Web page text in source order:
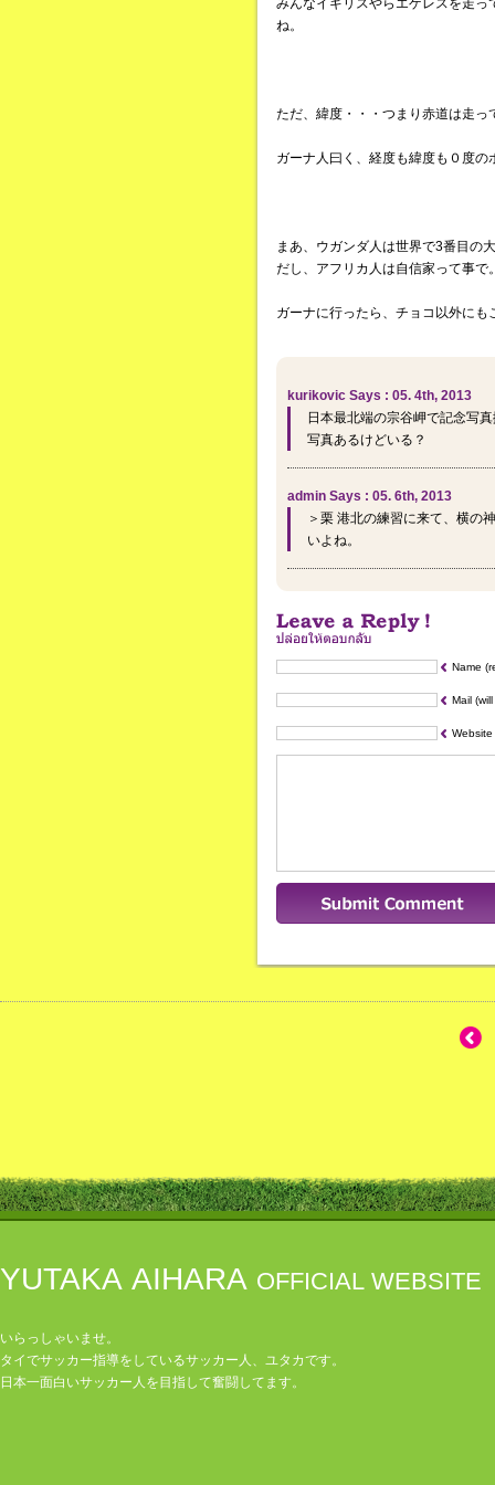
みんなイギリスやらエゲレスを走
ね。
ただ、緯度・・・つまり赤道は走っ
ガーナ人曰く、経度も緯度も０度
まあ、ウガンダ人は世界で3番目の
だし、アフリカ人は自信家って事で
ガーナに行ったら、チョコ以外に
kurikovic Says : 05. 4th, 2013
日本最北端の宗谷岬で記念写
写真あるけどいる？
admin Says : 05. 6th, 2013
＞栗 港北の練習に来て、横の
いよね。
Name
Mail
Website
YUTAKA AIHARA OFFICIAL WEBSITE
いらっしゃいませ。
タイでサッカー指導をしているサッカー人、ユタカです。
日本一面白いサッカー人を目指して奮闘してます。